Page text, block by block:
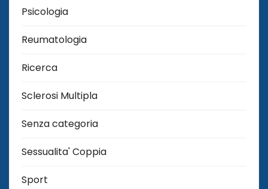
Psicologia
Reumatologia
Ricerca
Sclerosi Multipla
Senza categoria
Sessualita' Coppia
Sport